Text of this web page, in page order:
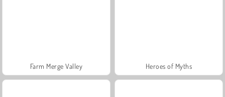
Farm Merge Valley Heroes of Myths